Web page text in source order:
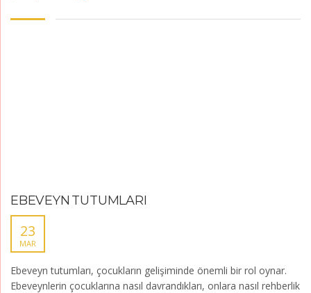
EBEVEYN TUTUMLARI
23
MAR
Ebeveyn tutumları, çocukların gelişiminde önemli bir rol oynar.
Ebeveynlerin çocuklarına nasıl davrandıkları, onlara nasıl rehberlik